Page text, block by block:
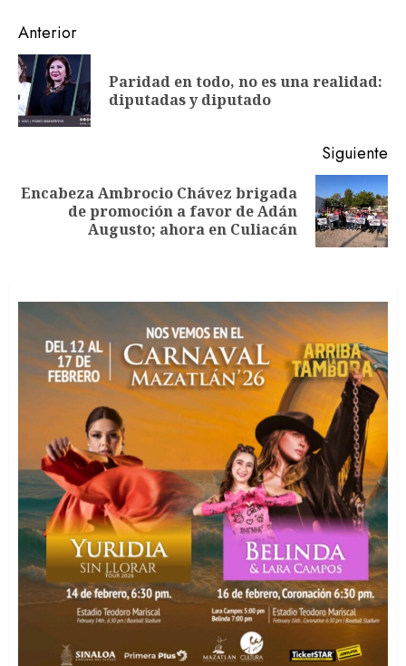
Navegación
de
entradas
Anterior
Paridad en todo, no es una realidad:
diputadas y diputado
Siguiente
Siguiente
Encabeza Ambrocio Chávez brigada
de promoción a favor de Adán
Augusto; ahora en Culiacán